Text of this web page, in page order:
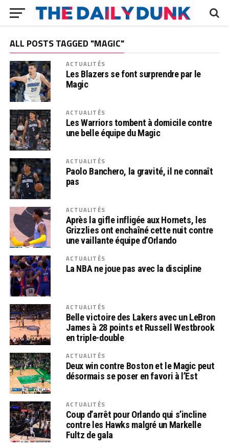
ALL POSTS TAGGED "MAGIC"
ACTUALITÉS
Les Blazers se font surprendre par le
Magic
ACTUALITÉS
Les Warriors tombent à domicile contre
une belle équipe du Magic
ACTUALITÉS
Paolo Banchero, la gravité, il ne connaît
pas
ACTUALITÉS
Après la gifle infligée aux Hornets, les
Grizzlies ont enchaîné cette nuit contre
une vaillante équipe d’Orlando
ACTUALITÉS
La NBA ne joue pas avec la discipline
ACTUALITÉS
Belle victoire des Lakers avec un LeBron
James à 28 points et Russell Westbrook
en triple-double
ACTUALITÉS
Deux win contre Boston et le Magic peut
désormais se poser en favori à l’Est
ACTUALITÉS
Coup d’arrêt pour Orlando qui s’incline
contre les Hawks malgré un Markelle
Fultz de gala